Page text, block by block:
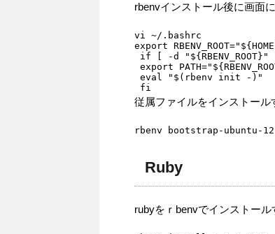
rbenvインストール後に画面
vi ~/.bashrc
export
if [ -d
export
eval "$(rbenv init -)"
fi
従属ファイルをインストール
rbenv bootstrap-ubuntu-
Ruby
rubyをｒbenvでインストール